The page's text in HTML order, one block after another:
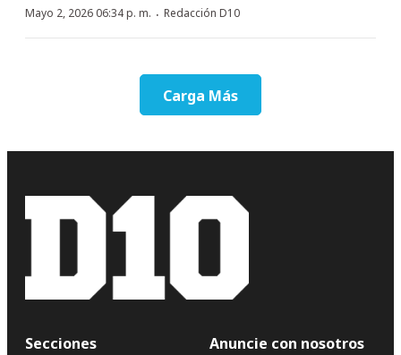
Mayo 2, 2026 06:34 p. m. · Redacción D10
Carga Más
Secciones
Anuncie con nosotros